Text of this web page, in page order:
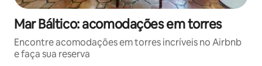
Mar Báltico: acomodações em torres
Encontre acomodações em torres incríveis no Airbnb
e faça sua reserva